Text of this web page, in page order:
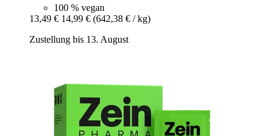
100 % vegan
13,49 € 14,99 € (642,38 € / kg)
Zustellung bis 13. August